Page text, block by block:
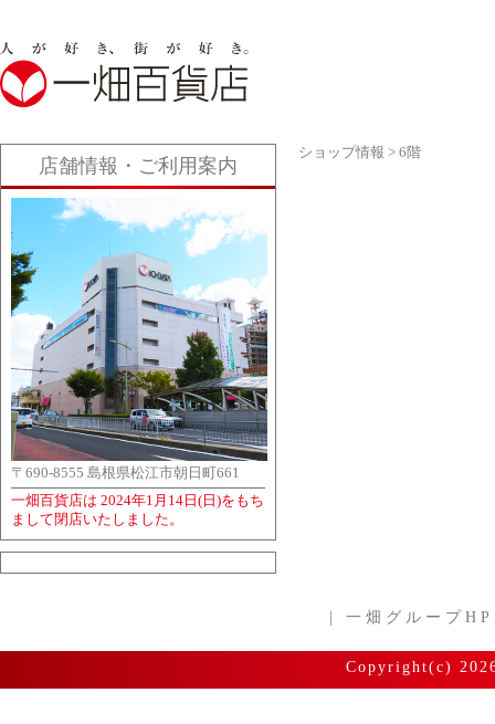
店舗情報・ご利用案内
〒690-8555 島根県松江市朝日町661
一畑百貨店は 2024年1月14日(日)をもち
まして閉店いたしました。
ショップ情報 > 6階
一畑グループHP
Copyright(c)